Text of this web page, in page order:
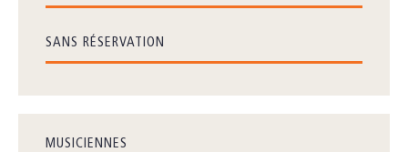
SANS RÉSERVATION
MUSICIENNES